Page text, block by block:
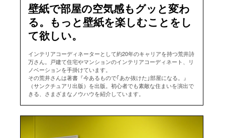
壁紙で部屋の空気感もグッと変わ
る。もっと壁紙を楽しむことをし
て欲しい。
インテリアコーディネーターとして約20年のキャリアを持つ荒井詩
万さん。戸建て住宅やマンションのインテリアコーディネート、リ
ノベーションを手掛けています。
その荒井さんは著書『今あるもので｢あか抜けた｣部屋になる。』
（サンクチュアリ出版）を出版。初心者でも素敵な住まいを演出で
きる、さまざまなノウハウを紹介しています。